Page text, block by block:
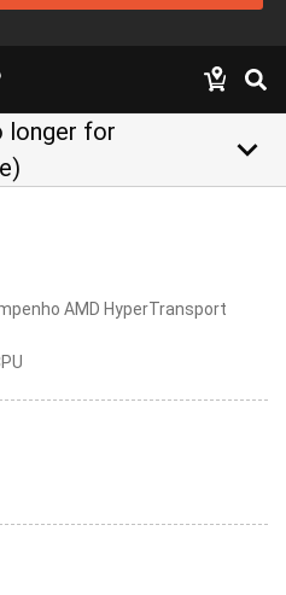
longer for
keyboard_arrow_down
AMD HyperTransport